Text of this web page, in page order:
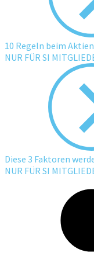
10 Regeln beim
NUR FÜR SI
Diese 3 Faktoren
NUR FÜR SI